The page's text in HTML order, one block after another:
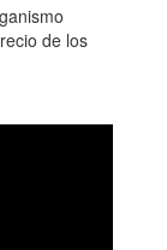
de los